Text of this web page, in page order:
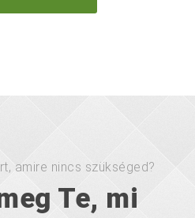
amire nincs szükséged?
Te, mi